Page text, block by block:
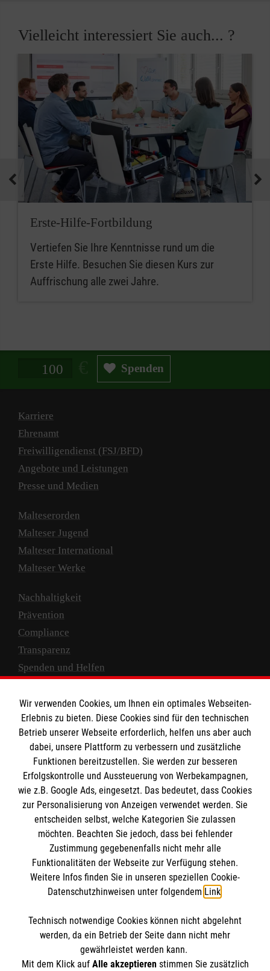
Vielleicht interessiert Sie auch... ?
Erste-Hilfe-Fortbildung
Vertiefen Sie Ihre Kenntnisse rund um die
Erste Hilfe. Besuchen Sie diesen Kurs zur
Auffrischung alle zwei Jahre.
Spendenbetrag in Euro Spenden
Karriere
Ehrenamt
Freiwilligendienst (FSJ/BFD)
Angebote und Leistungen
Presse und Medien
Malteserorden
Malteser Jugend
Malteser International
Malteser Werke
Nachhaltigkeit
Prävention
Compliance
Transparenz
Spenden und Helfen
Empfänger: Malteser Hilfsdienst e.V.
IBAN: DE10 3706 0120 1201 2000 12
BIC: GENODED 1PA7
Newsletter abonnieren
Cookies verwalten|AGB|Impressum|Datenschutz
Barrierefreiheit |Kontakt| Sharepoint|Mediathek
Wir verwenden Cookies, um Ihnen ein optimales Webseiten-
Erlebnis zu bieten. Diese Cookies sind für den technischen
Betrieb unserer Webseite erforderlich, helfen uns aber auch
dabei, unsere Plattform zu verbessern und zusätzliche
Funktionen bereitzustellen. Sie werden zur besseren
Erfolgskontrolle und Aussteuerung von Werbekampagnen,
wie z.B. Google Ads, eingesetzt. Das bedeutet, dass Cookies
zur Personalisierung von Anzeigen verwendet werden. Sie
entscheiden selbst, welche Kategorien Sie zulassen
möchten. Beachten Sie jedoch, dass bei fehlender
Zustimmung gegebenenfalls nicht mehr alle
Funktionalitäten der Webseite zur Verfügung stehen.
Weitere Infos finden Sie in unseren speziellen Cookie-
Datenschutzhinweisen unter folgendem Link.
Technisch notwendige Cookies können nicht abgelehnt
werden, da ein Betrieb der Seite dann nicht mehr
gewährleistet werden kann.
Mit dem Klick auf Alle akzeptierenstimmen Sie zusätzlich